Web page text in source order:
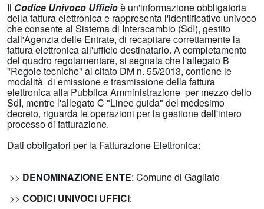
Il Codice Univoco Ufficioè un'informazione obbligatoria
della fattura elettronica e rappresenta l'identificativo univoco
che consente al Sistema di Interscambio (SdI), gestito
dall'Agenzia delle Entrate, di recapitare correttamente la
fattura elettronica all'ufficio destinatario. A completamento
del quadro regolamentare, si segnala che l'allegato B
"Regole tecniche" al citato DM n. 55/2013, contiene le
modalità di emissione e trasmissione della fattura
elettronica alla Pubblica Amministrazione per mezzo dello
SdI, mentre l'allegato C "Linee guida" del medesimo
decreto, riguarda le operazioni per la gestione dell'intero
processo di fatturazione.
Dati obbligatori per la Fatturazione Elettronica:
>> DENOMINAZIONE ENTE: Comune di Gagliato
>> CODICI UNIVOCI UFFICI: